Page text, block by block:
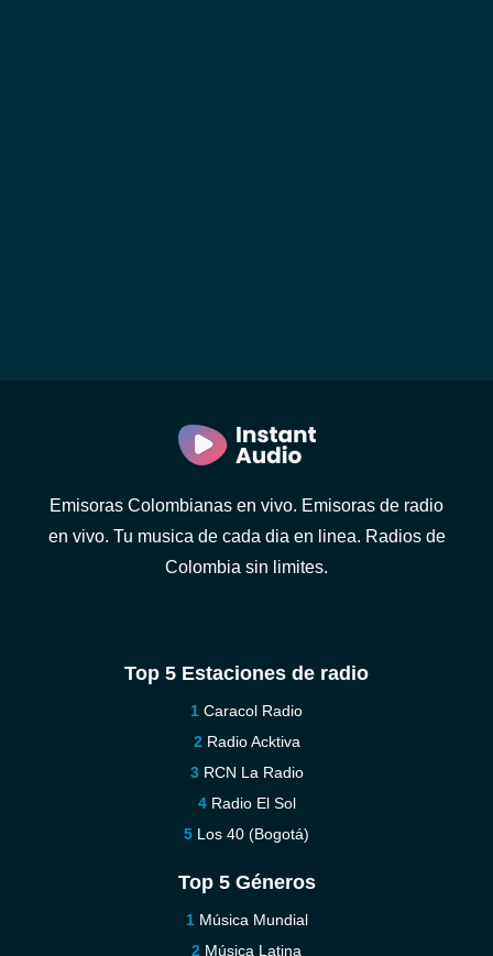
Emisoras Colombianas en vivo. Emisoras de radio
en vivo. Tu musica de cada dia en linea. Radios de
Colombia sin limites.
Top 5 Estaciones de radio
Caracol Radio
Radio Acktiva
RCN La Radio
Radio El Sol
Los 40 (Bogotá)
Top 5 Géneros
Música Mundial
Música Latina